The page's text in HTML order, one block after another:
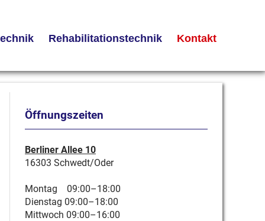
Rehabilitationstechnik Kontakt
Öffnungszeiten
Berliner Allee 10
16303 Schwedt/Oder
Montag 09:00–18:00
Dienstag 09:00–18:00
Mittwoch 09:00–16:00